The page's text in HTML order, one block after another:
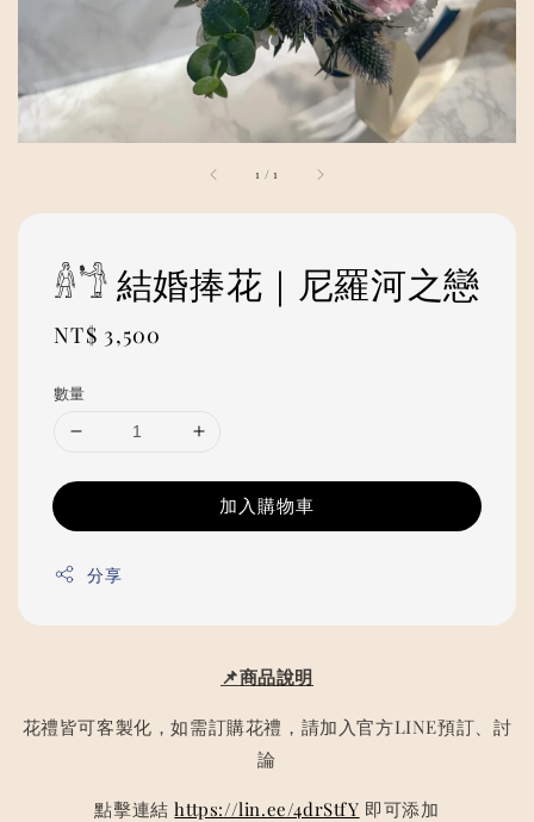
1 /1
𓁆𓁙 結婚捧花｜尼羅河之戀
Regular
NT$ 3,500
數量
加入購物車
分享
📌商品說明
花禮皆可客製化，如需訂購花禮，請加入官方LINE預訂、討
論
點擊連結https://lin.ee/4drStfY 即可添加